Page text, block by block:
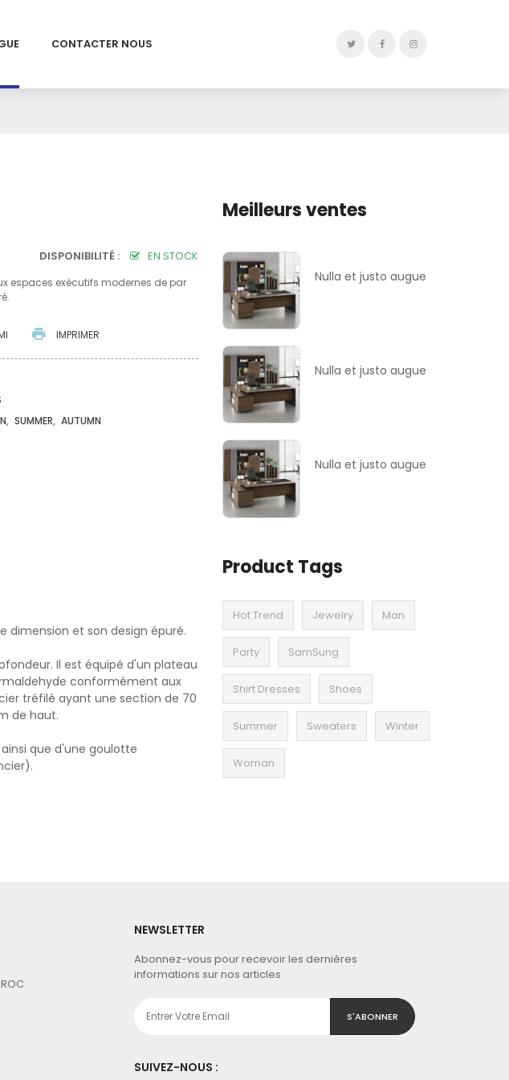
CONTACTER NOUS
DISPONIBILITÉ : EN STOCK
espaces exécutifs modernes de par
IMPRIMER
, SUMMER, AUTUMN
dimension et son design épuré.
Il est équipé d'un plateau
conformément aux
tréfilé ayant une section de 70
de haut.
que d'une goulotte
Meilleurs ventes
Nulla et justo augue
Nulla et justo augue
Nulla et justo augue
Product Tags
Hot Trend Jewelry Man
Party SamSung
Shirt Dresses Shoes
Summer Sweaters Winter
Woman
NEWSLETTER
Abonnez-vous pour recevoir les dernières
informations sur nos articles
S'ABONNER
SUIVEZ-NOUS :